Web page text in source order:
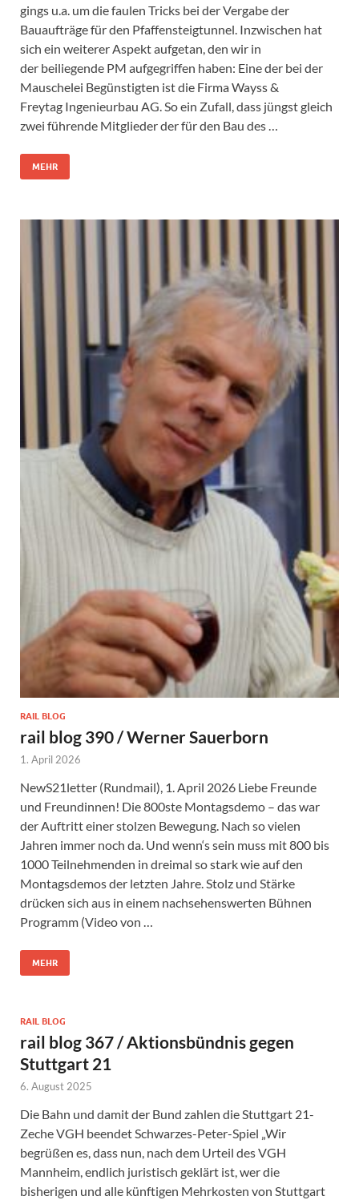
gings u.a. um die faulen Tricks bei der Vergabe der
Bauaufträge für den Pfaffensteigtunnel. Inzwischen hat
sich ein weiterer Aspekt aufgetan, den wir in
der beiliegende PM aufgegriffen haben: Eine der bei der
Mauschelei Begünstigten ist die Firma Wayss &
Freytag Ingenieurbau AG. So ein Zufall, dass jüngst gleich
zwei führende Mitglieder der für den Bau des …
MEHR
RAIL BLOG
rail blog 390 / Werner Sauerborn
1. April 2026
NewS21letter (Rundmail), 1. April 2026 Liebe Freunde
und Freundinnen! Die 800ste Montagsdemo – das war
der Auftritt einer stolzen Bewegung. Nach so vielen
Jahren immer noch da. Und wenn‘s sein muss mit 800 bis
1000 Teilnehmenden in dreimal so stark wie auf den
Montagsdemos der letzten Jahre. Stolz und Stärke
drücken sich aus in einem nachsehenswerten Bühnen
Programm (Video von …
MEHR
RAIL BLOG
rail blog 367 / Aktionsbündnis gegen
Stuttgart 21
6. August 2025
Die Bahn und damit der Bund zahlen die Stuttgart 21-
Zeche VGH beendet Schwarzes-Peter-Spiel „Wir
begrüßen es, dass nun, nach dem Urteil des VGH
Mannheim, endlich juristisch geklärt ist, wer die
bisherigen und alle künftigen Mehrkosten von Stuttgart